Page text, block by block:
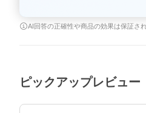
AI回答の正確性や商品の効果は保証さ
ピックアップレビュー